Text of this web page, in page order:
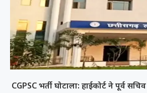
CGPSC भर्ती घोटाला: हाईकोर्ट ने पूर्व